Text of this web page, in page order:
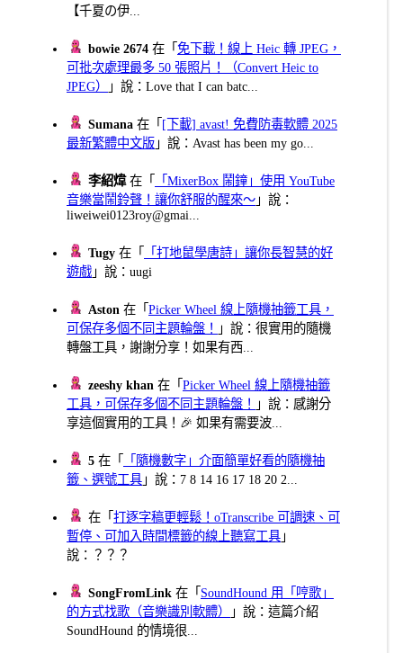
【千夏の伊...
bowie 2674 在「免下載！線上 Heic 轉 JPEG，
可批次處理最多 50 張照片！（Convert Heic to
JPEG）
」說：Love that I can batc...
Sumana 在「 [下載] avast! 免費防毒軟體 2025
最新繁體中文版 」說：Avast has been my go...
李紹煒在「
「MixerBox 鬧鐘」使用 YouTube
音樂當鬧鈴聲！讓你舒服的醒來～ 」說：
liweiwei0123roy@gmai...
Tugy 在「
「打地鼠學唐詩」讓你長智慧的好
遊戲 」說：uugi
Aston 在「Picker Wheel 線上隨機抽籤工具，
可保存多個不同主題輪盤！
」說：很實用的隨機
轉盤工具，謝謝分享！如果有西...
zeeshy khan 在「Picker Wheel 線上隨機抽籤
工具，可保存多個不同主題輪盤！
」說：感謝分
享這個實用的工具！🎉 如果有需要波...
5 在「
「隨機數字」介面簡單好看的隨機抽
籤、選號工具 」說：7 8 14 16 17 18 20 2...
在「打逐字稿更輕鬆！oTranscribe 可調速、可
暫停、可加入時間標籤的線上聽寫工具 」
說：？？？
SongFromLink 在「 SoundHound 用「哼歌」
的方式找歌（音樂識別軟體）
」說：這篇介紹
SoundHound 的情境很...